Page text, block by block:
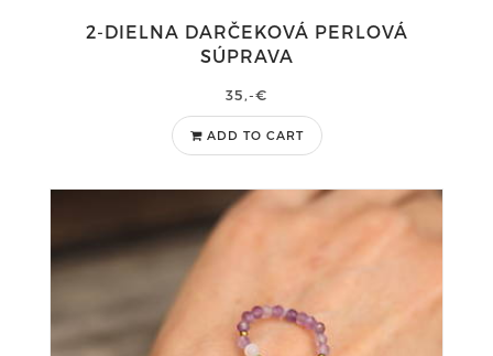
2-DIELNA DARČEKOVÁ PERLOVÁ
SÚPRAVA
35,-€
ADD TO CART